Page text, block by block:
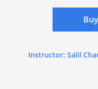
Instructor: Salil